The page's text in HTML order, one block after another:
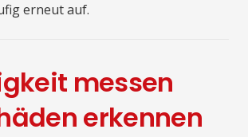
erneut auf.
messen
erkennen